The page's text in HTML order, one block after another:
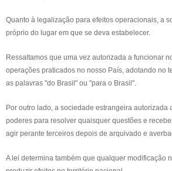
Quanto à legalização para efeitos operacionais, a
próprio do lugar em que se deva estabelecer.
Ressaltamos que uma vez autorizada a funcionar
operações praticados no nosso País, adotando no
as palavras "do Brasil" ou "para o Brasil".
Por outro lado, a sociedade estrangeira
poderes para resolver quaisquer questões e
agir perante terceiros depois de arquivado e
A lei determina também que qualquer modificação